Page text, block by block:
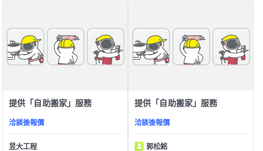
提供「自助搬家」服務
洽談後報價
昱大工程
提供「自助搬家」服務
洽談後報價
郭松銘